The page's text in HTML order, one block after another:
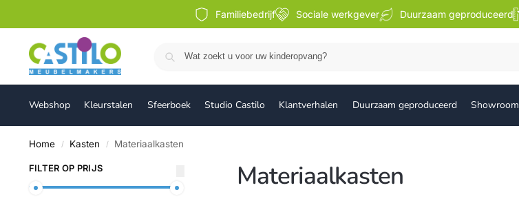
Familiebedrijf Sociale werkgever Duurzaam geproduceerd
Webshop Kleurstalen Sfeerboek Studio Castilo Klantverhalen Duurzaam geproduceerd Showroom
Home / Kasten / Materiaalkasten
Materiaalkasten
FILTER OP PRIJS